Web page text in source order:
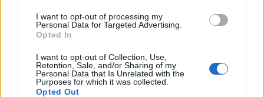
I want to opt-out of processing my
Personal Data for Targeted Advertising.
Opted In
I want to opt-out of Collection, Use,
Retention, Sale, and/or Sharing of my
Personal Data that Is Unrelated with the
Purposes for which it was collected.
Opted Out